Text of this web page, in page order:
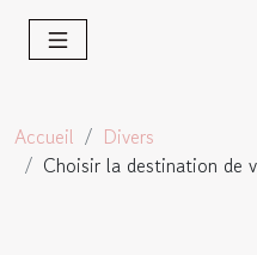
Accueil
Divers
Choisir la destination de